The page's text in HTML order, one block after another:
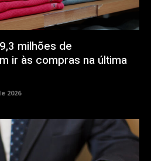
milhões de
ir às compras na última
2026